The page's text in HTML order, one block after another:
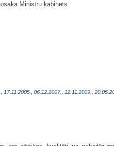
Ministru kabinets.
, 17.11.2005., 06.12.2007., 12.11.2009.,